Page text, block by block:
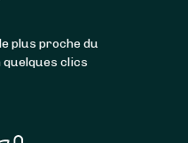
plus proche du
quelques clics